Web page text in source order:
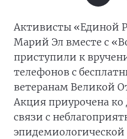
Активисты «Единой
Марий Эл вместе с
приступили к
телефонов с
ветеранам Великой
Акция приурочена
связи с
эпидемиологической